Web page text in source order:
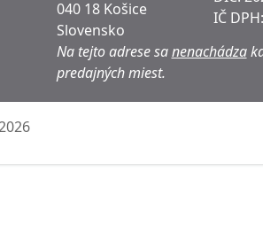
040 18 Košice
Slovensko
IČ DPH:
Na tejto adrese sanenachádza
predajných miest.